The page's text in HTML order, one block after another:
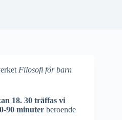
Filosofi för barn
18. 30 träffas vi
90 minuter beroende